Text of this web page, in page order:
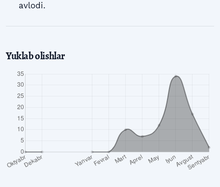
avlodi.
Yuklab olishlar